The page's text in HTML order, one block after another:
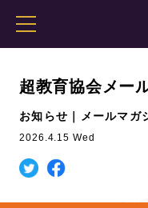
超教育協会メー
お知らせ｜メールマガ
2026.4.15 Wed